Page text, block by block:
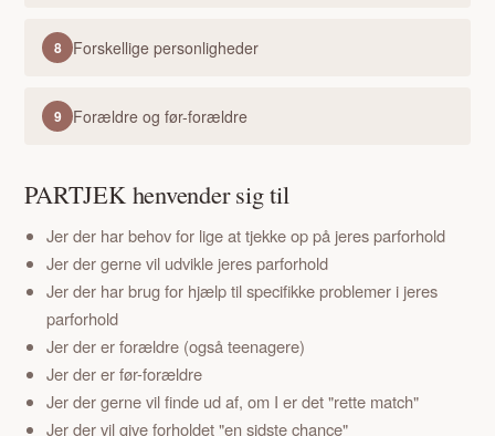
8 Forskellige personligheder
9 Forældre og før-forældre
PARTJEK henvender sig til
Jer der har behov for lige at tjekke op på jeres parforhold
Jer der gerne vil udvikle jeres parforhold
Jer der har brug for hjælp til specifikke problemer i jeres
parforhold
Jer der er forældre (også teenagere)
Jer der er før-forældre
Jer der gerne vil finde ud af, om I er det "rette match"
Jer der vil give forholdet "en sidste chance"